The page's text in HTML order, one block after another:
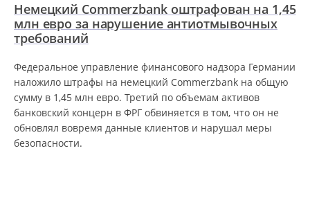
Немецкий Commerzbank оштрафован на 1,45
млн евро за нарушение антиотмывочных
требований
Федеральное управление финансового надзора Германии
наложило штрафы на немецкий Commerzbank на общую
сумму в 1,45 млн евро. Третий по объемам активов
банковский концерн в ФРГ обвиняется в том, что он не
обновлял вовремя данные клиентов и нарушал меры
безопасности.